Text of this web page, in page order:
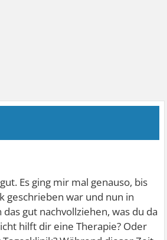
Es ging mir mal genauso, bis
geschrieben war und nun in
das gut nachvollziehen, was du da
hilft dir eine Therapie? Oder